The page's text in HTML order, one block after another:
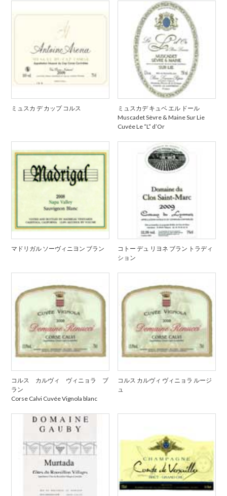
ミュスカ デ カップ コルス
ミュスカデ キュベ エル ドール
Muscadet Sèvre & Maine Sur Lie
Cuvée Le “L” d’Or
マドリガル ソーヴィニヨン ブラン
コトー デュ リヨネ ブラン トラディ
ション
コルス カルヴィ ヴィニョラ ブ
ラン
Corse Calvi Cuvée Vignola blanc
コルス カルヴィ ヴィニョラ ルージ
ュ